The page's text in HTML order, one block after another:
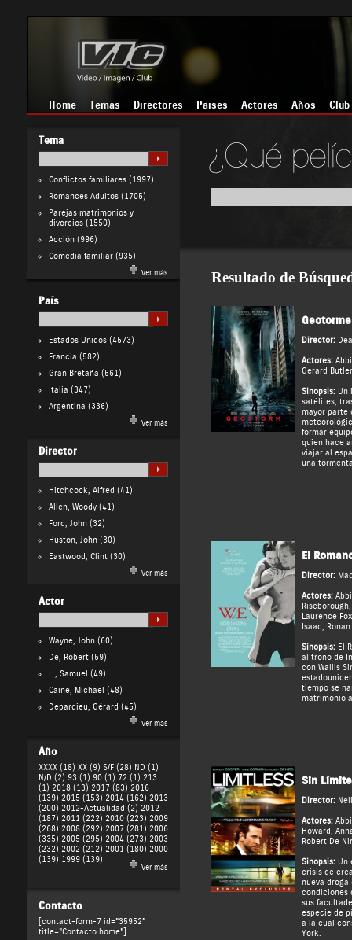
Home Temas Directores Países Actores Años Club
Tema
Conflictos familiares(1997)
Romances Adultos(1705)
Parejas matrimonios y
divorcios(1550)
Acción(996)
Comedia familiar(935)
Ver más
País
Estados Unidos(4573)
Francia (582)
Gran Bretaña (561)
Italia (347)
Argentina (336)
Ver más
Director
Hitchcock, Alfred (41)
Allen, Woody(41)
Ford, John(32)
Huston, John(30)
Eastwood, Clint(30)
Ver más
Actor
Wayne, John(60)
De, Robert(59)
L., Samuel (49)
Caine, Michael (48)
Depardieu, Gérard (45)
Ver más
Año
XXXX (18) XX (9) S/F (28) ND (1)
N/D (2) 93 (1) 90 (1) 72 (1) 213
(1) 2018 (13) 2017 (83) 2016
(139) 2015 (153) 2014 (162) 2013
(200) 2012-Actualidad (2) 2012
(187) 2011 (222) 2010 (223) 2009
(268) 2008 (292) 2007 (281) 2006
(335) 2005 (295) 2004 (273) 2003
(232) 2002 (212) 2001 (180) 2000
(139) 1999 (139)
Ver más
Contacto
[contact-form-7 id="35952"
title="Contacto home"]
Resultado de
Director:
Actores:
Gerard Butler
Sinopsis:Un
satélites,
mayor parte
formar
quien hace
viajar al
una
El
Director:
Actores:
Riseborough
Laurence Fox
Isaac,
Sinopsis:El
al trono de
con Wallis
tiempo se
matrimonio
Sin
Director:
Actores:
Howard,
Robert De
Sinopsis:Un
crisis de
nueva droga
condiciones
sus
especie de
a la cual
York.